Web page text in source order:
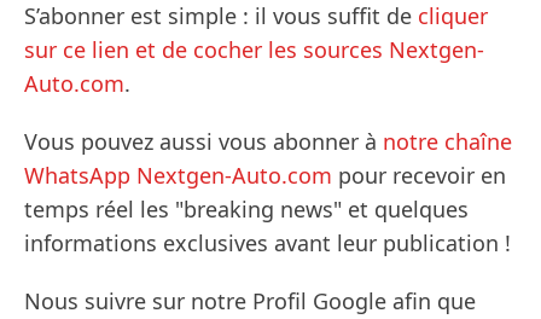
S’abonner est simple : il vous suffit de cliquer
sur ce lien et de cocher les sources Nextgen-
Auto.com.
Vous pouvez aussi vous abonner à notre chaîne
WhatsApp Nextgen-Auto.com pour recevoir en
temps réel les "breaking news" et quelques
informations exclusives avant leur publication !
Nous suivre sur notre Profil Google afin que